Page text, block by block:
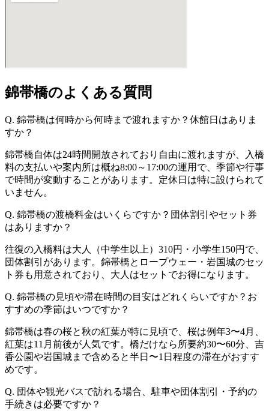
錦帯橋のよくある質問
Q. 錦帯橋は何時から何時まで渡れますか？休館日はありま
すか？
錦帯橋自体は24時間開放されており自由に渡れますが、入橋
料の支払いや案内所は概ね8:00～17:00の運用で、季節や行事
で時間が変動することがあります。定休日は特に設けられて
いません。
Q. 錦帯橋の渡橋料金はいくらですか？団体割引やセット券
はありますか？
往復の入橋料は大人（中学生以上）310円・小学生150円で、
団体割引があります。錦帯橋とロープウェー・岩国城のセッ
ト券も用意されており、大人はセットでお得になります。
Q. 錦帯橋の見頃や滞在時間の目安はどれくらいですか？お
すすめの季節はいつですか？
錦帯橋は春の桜と秋の紅葉が特に見頃で、桜は例年3〜4月、
紅葉は11月前後が人気です。橋だけなら所要約30〜60分、吉
香公園や岩国城まで含めると半日〜1日程度の滞在がおすす
めです。
Q. 団体や観光バスで訪れる場合、駐車や団体割引・予約の
手続きは必要ですか？